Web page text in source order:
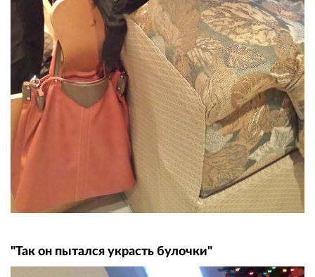
"Так он пытался украсть булочки"